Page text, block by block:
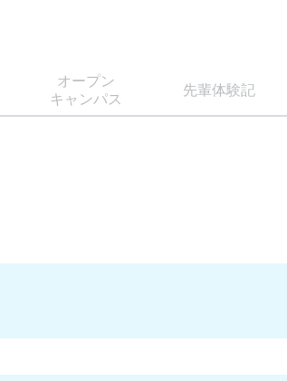
オープン
キャンパス
先輩体験記